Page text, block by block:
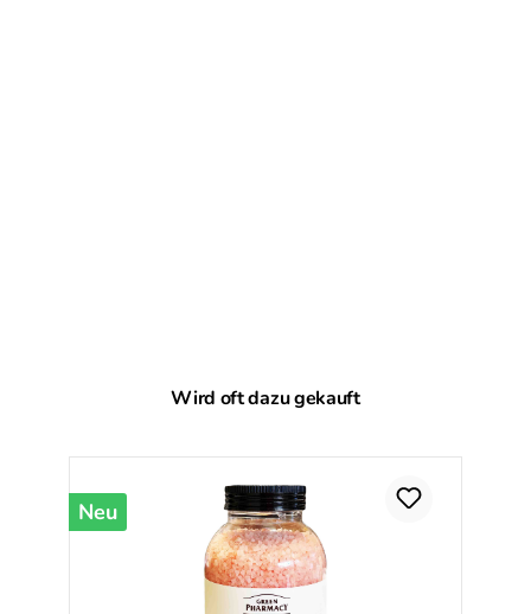
Produktgalerie überspringen
Wird oft dazu gekauft
Neu